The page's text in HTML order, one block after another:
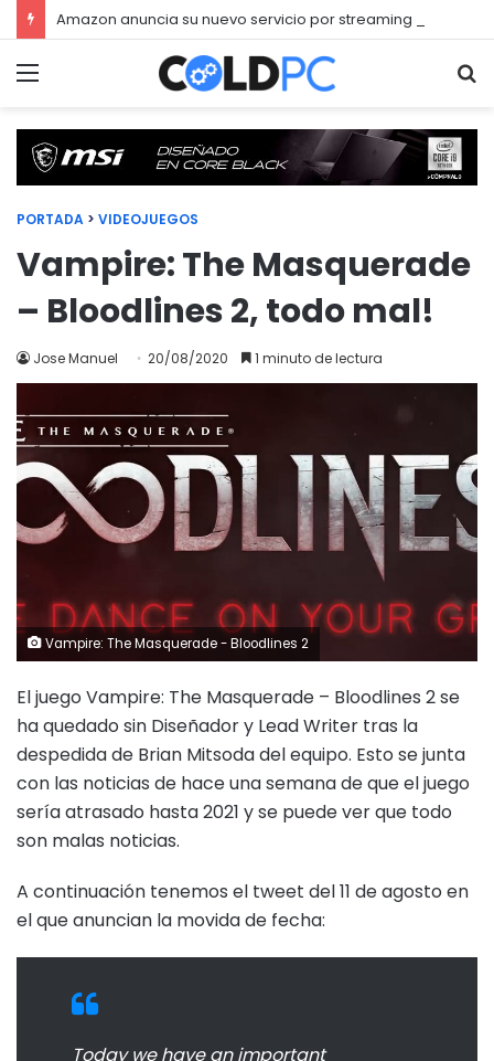
Menú
PORTADA > VIDEOJUEGOS
Vampire: The Masquerade
– Bloodlines 2, todo mal!
Jose Manuel 20/08/2020 1 minuto de lectura
Vampire: The Masquerade - Bloodlines 2
El juego Vampire: The Masquerade – Bloodlines 2 se
ha quedado sin Diseñador y Lead Writer tras la
despedida de Brian Mitsoda del equipo. Esto se junta
con las noticias de hace una semana de que el juego
sería atrasado hasta 2021 y se puede ver que todo
son malas noticias.
A continuación tenemos el tweet del 11 de agosto en
el que anuncian la movida de fecha:
Today we have an important